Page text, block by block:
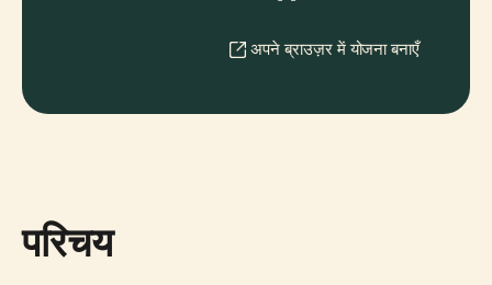
अपने ब्राउज़र में योजना बनाएँ
परिचय